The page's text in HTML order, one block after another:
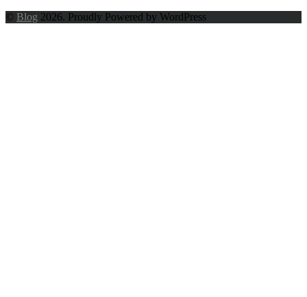
© Blog 2026. Proudly Powered by WordPress